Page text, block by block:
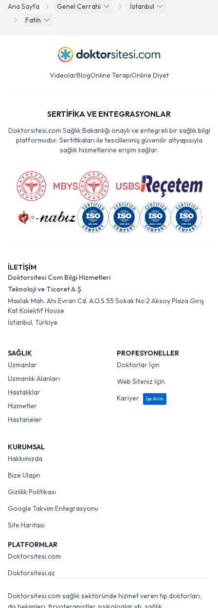
Ana Sayfa Genel Cerrahi
İstanbul
Fatih
VideolarBlogOnline TerapiOnline Diyet
SERTİFİKA VE ENTEGRASYONLAR
Doktorsitesi.com Sağlık Bakanlığı onaylı ve entegreli bir sağlık bilgi
platformudur. Sertifikaları ile tescillenmiş güvenilir altyapısıyla
sağlık hizmetlerine erişim sağlar.
İLETİŞİM
Doktorsitesi Com Bilgi Hizmetleri
Teknoloji ve Ticaret A.Ş.
Maslak Mah. Ahi Evran Cd. A.O.S 55 Sokak No:2 Aksoy Plaza Giriş
Kat Kolektif House
İstanbul, Türkiye
SAĞLIK
Uzmanlar
Uzmanlık Alanları
Hastalıklar
Hizmetler
Hastaneler
PROFESYONELLER
Doktorlar İçin
Web Siteniz İçin
Kariyer
İşe Alım
KURUMSAL
Hakkımızda
Bize Ulaşın
Gizlilik Politikası
Google Takvim Entegrasyonu
Site Haritası
PLATFORMLAR
Doktorsitesi.com
Doktorsitesi.az
Doktorsitesi.com sağlık sektöründe hizmet veren tıp doktorları,